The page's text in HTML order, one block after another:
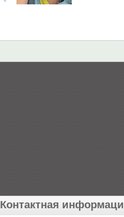
Контактная